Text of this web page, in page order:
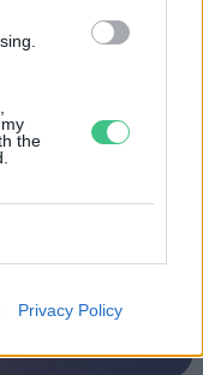
the
Privacy Policy